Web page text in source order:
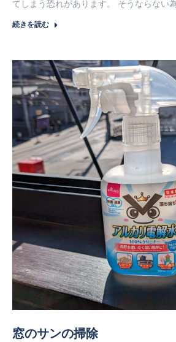
てしまう恐れがあります。 そうならない
続きを読む
窓のサンの掃除